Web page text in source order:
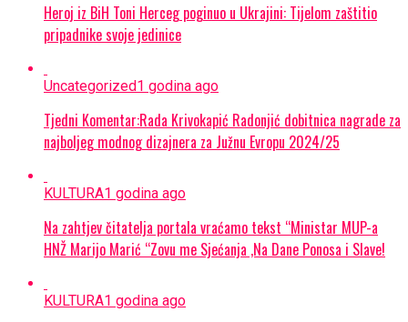
Heroj iz BiH Toni Herceg poginuo u Ukrajini: Tijelom zaštitio
pripadnike svoje jedinice
Uncategorized1 godina ago
Tjedni Komentar:Rada Krivokapić Radonjić dobitnica nagrade za
najboljeg modnog dizajnera za Južnu Evropu 2024/25
KULTURA1 godina ago
Na zahtjev čitatelja portala vraćamo tekst “Ministar MUP-a
HNŽ Marijo Marić “Zovu me Sjećanja ,Na Dane Ponosa i Slave!
KULTURA1 godina ago